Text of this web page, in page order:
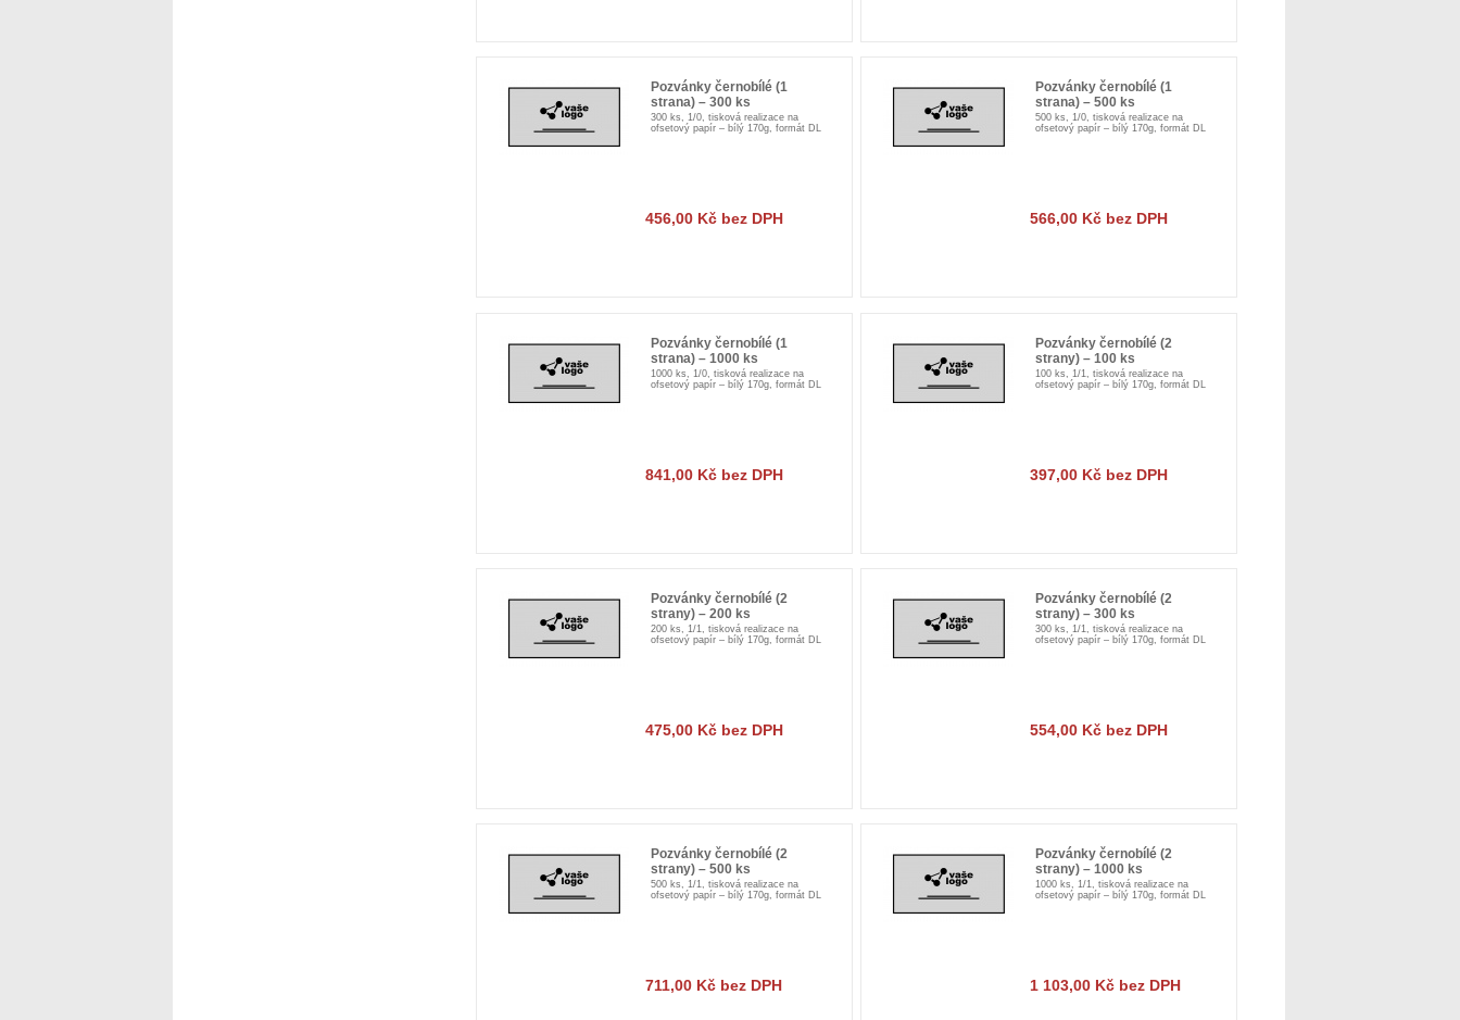
Pozvánky černobílé (1
strana) – 300 ks
300 ks, 1/0, tisková realizace na
ofsetový papír – bílý 170g, formát DL
456,00 Kč bez DPH
Pozvánky černobílé (1
strana) – 500 ks
500 ks, 1/0, tisková realizace na
ofsetový papír – bílý 170g, formát DL
566,00 Kč bez DPH
Pozvánky černobílé (1
strana) – 1000 ks
1000 ks, 1/0, tisková realizace na
ofsetový papír – bílý 170g, formát DL
841,00 Kč bez DPH
Pozvánky černobílé (2
strany) – 100 ks
100 ks, 1/1, tisková realizace na
ofsetový papír – bílý 170g, formát DL
397,00 Kč bez DPH
Pozvánky černobílé (2
strany) – 200 ks
200 ks, 1/1, tisková realizace na
ofsetový papír – bílý 170g, formát DL
475,00 Kč bez DPH
Pozvánky černobílé (2
strany) – 300 ks
300 ks, 1/1, tisková realizace na
ofsetový papír – bílý 170g, formát DL
554,00 Kč bez DPH
Pozvánky černobílé (2
strany) – 500 ks
500 ks, 1/1, tisková realizace na
ofsetový papír – bílý 170g, formát DL
711,00 Kč bez DPH
Pozvánky černobílé (2
strany) – 1000 ks
1000 ks, 1/1, tisková realizace na
ofsetový papír – bílý 170g, formát DL
1 103,00 Kč bez DPH